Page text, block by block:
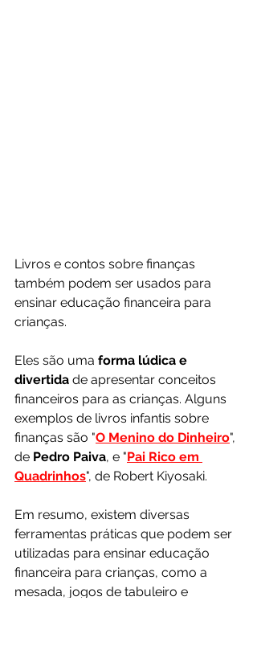
Livros e contos sobre finanças
também podem ser usados para
ensinar educação financeira para
crianças.
Eles são uma forma lúdica e
divertida de apresentar conceitos
financeiros para as crianças. Alguns
exemplos de livros infantis sobre
finanças são "O Menino do Dinheiro",
de Pedro Paiva, e "Pai Rico em
Quadrinhos", de Robert Kiyosaki.
Em resumo, existem diversas
ferramentas práticas que podem ser
utilizadas para ensinar educação
financeira para crianças, como a
mesada, jogos de tabuleiro e